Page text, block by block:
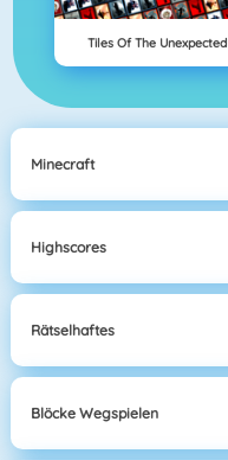
Tiles Of The Unexpected
Minecraft
Highscores
Rätselhaftes
Blöcke Wegspielen